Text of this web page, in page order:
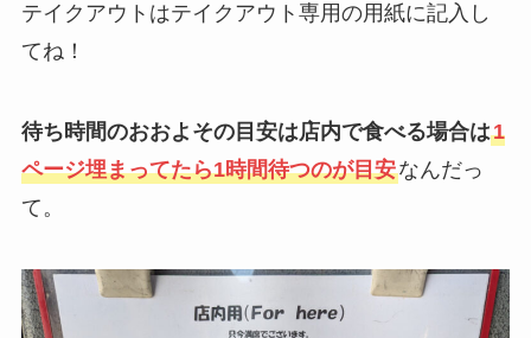
テイクアウトはテイクアウト専用の用紙に記入し
てね！
待ち時間のおおよその目安は店内で食べる場合は1
ページ埋まってたら1時間待つのが目安なんだっ
て。